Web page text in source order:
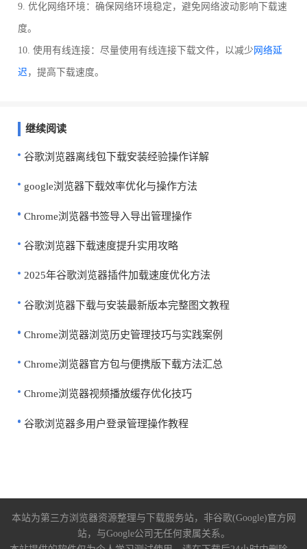
9. 优化网络环境：确保网络环境稳定，避免网络波动影响下载速
度。
10. 使用有线连接：尽量使用有线连接下载文件，以减少 网络延
迟 ，提高下载速度。
继续阅读
谷歌浏览器离线包下载安装经验操作详解
google浏览器下载效率优化与操作方法
Chrome浏览器书签导入导出管理操作
谷歌浏览器下载速度提升实用攻略
2025年谷歌浏览器插件加载速度优化方法
谷歌浏览器下载与安装最新版本完整图文教程
Chrome浏览器浏览历史管理技巧与实践案例
Chrome浏览器官方包与便携版下载方法汇总
Chrome浏览器视频播放缓存优化技巧
谷歌浏览器多用户登录管理操作教程
本站为第三方浏览器资源整理与下载服务站，非谷歌(Google)官方网
站，与Google公司无任何隶属关系。